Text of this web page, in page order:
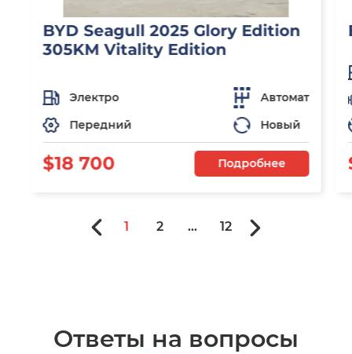
BYD Seagull 2025 Glory Edition
305KM Vitality Edition
Электро
Автомат
Передний
Новый
$18 700 Подробнее
1 2 ... 12
Ответы на вопросы